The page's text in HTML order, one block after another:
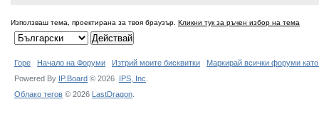
Използваш тема, проектирана за твоя браузър. Кликни тук за ръчен избор на тема
Горе Начало на Форуми Изтрий моите бисквитки
Маркирай всички форуми
Powered By IP.Board © 2026 IPS, Inc
Облако тегов © 2026 LastDragon